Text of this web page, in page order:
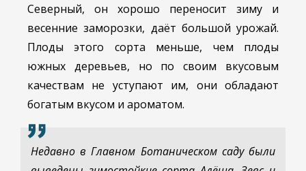
Северный, он хорошо переносит зиму и
весенние заморозки, даёт большой урожай.
Плоды этого сорта меньше, чем плоды
южных деревьев, но по своим вкусовым
качествам не уступают им, они обладают
богатым вкусом и ароматом.
Недавно в Главном Ботаническом саду были